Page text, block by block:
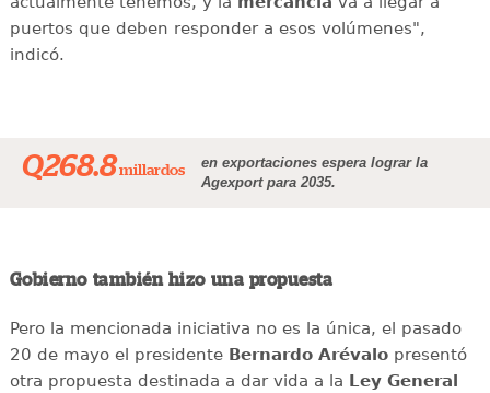
puertos que deben responder a esos volúmenes",
indicó.
Q268.8millardos
en exportaciones espera lograr la
Agexport para 2035.
Gobierno también hizo una propuesta
Pero la mencionada iniciativa no es la única, el pasado
20 de mayo el presidente Bernardo Arévalopresentó
otra propuesta destinada a dar vida a la Ley General